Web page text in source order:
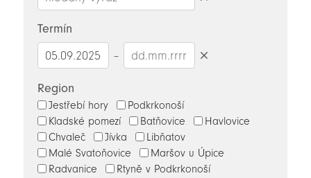
Termín
–
Region
Jestřebí hory
Podkrkonoší
Kladské pomezí
Batňovice
Havlovice
Chvaleč
Jívka
Libňatov
Malé Svatoňovice
Maršov u Úpice
Radvanice
Rtyně v Podkrkonoší